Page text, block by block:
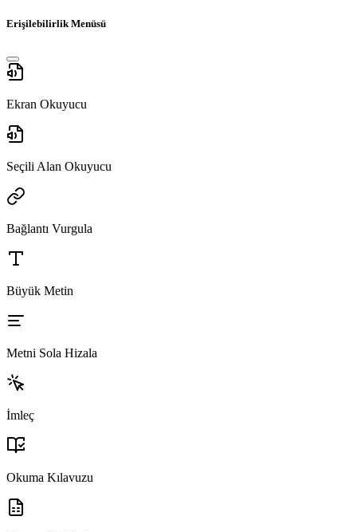
Erişilebilirlik Menüsü
Ekran Okuyucu
Seçili Alan Okuyucu
Bağlantı Vurgula
Büyük Metin
Metni Sola Hizala
İmleç
Okuma Kılavuzu